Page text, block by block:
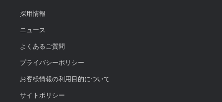
採用情報
ニュース
よくあるご質問
プライバシーポリシー
お客様情報の利用目的について
サイトポリシー